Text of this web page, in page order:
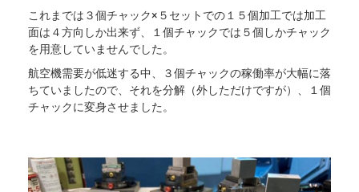
これまでは３個チャック×５セットでの１５個加工では加工
面は４方向しか出来ず、１個チャックでは５個しかチャック
を用意していませんでした。
航空機需要が低迷する中、３個チャックの稼働率が大幅に落
ちていましたので、それを分解（外しただけですが）、１個
チャックに変身させました。